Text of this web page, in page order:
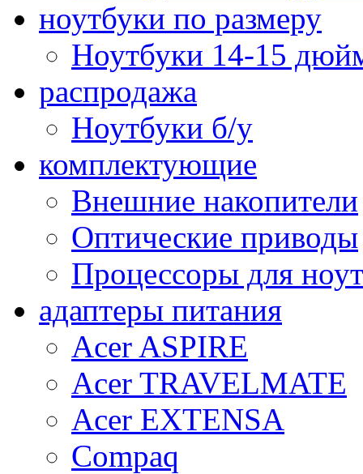
ноутбуки по размеру
Ноутбуки 14-15
распродажа
Ноутбуки б/у
комплектующие
Внешние накопители
Оптические приводы
Процессоры для
адаптеры питания
Acer ASPIRE
Acer TRAVELMATE
Acer EXTENSA
Compaq